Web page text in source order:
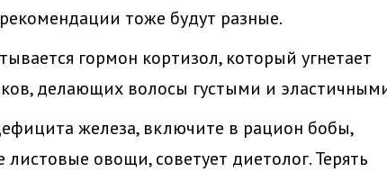
тоже будут разные.
гормон кортизол, который угнетает
делающих волосы густыми и
железа, включите в рацион бобы,
овощи, советует диетолог. Терять